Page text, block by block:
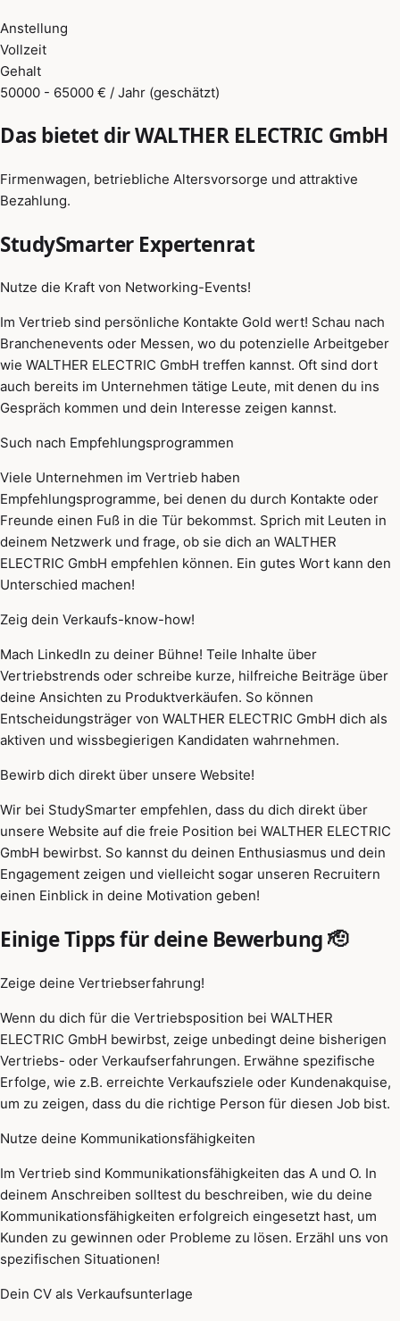
Anstellung
Vollzeit
Gehalt
50000 - 65000 € / Jahr (geschätzt)
Das bietet dir WALTHER ELECTRIC GmbH
Firmenwagen, betriebliche Altersvorsorge und attraktive
Bezahlung.
StudySmarter Expertenrat
Nutze die Kraft von Networking-Events!
Im Vertrieb sind persönliche Kontakte Gold wert! Schau nach
Branchenevents oder Messen, wo du potenzielle Arbeitgeber
wie WALTHER ELECTRIC GmbH treffen kannst. Oft sind dort
auch bereits im Unternehmen tätige Leute, mit denen du ins
Gespräch kommen und dein Interesse zeigen kannst.
Such nach Empfehlungsprogrammen
Viele Unternehmen im Vertrieb haben
Empfehlungsprogramme, bei denen du durch Kontakte oder
Freunde einen Fuß in die Tür bekommst. Sprich mit Leuten in
deinem Netzwerk und frage, ob sie dich an WALTHER
ELECTRIC GmbH empfehlen können. Ein gutes Wort kann den
Unterschied machen!
Zeig dein Verkaufs-know-how!
Mach LinkedIn zu deiner Bühne! Teile Inhalte über
Vertriebstrends oder schreibe kurze, hilfreiche Beiträge über
deine Ansichten zu Produktverkäufen. So können
Entscheidungsträger von WALTHER ELECTRIC GmbH dich als
aktiven und wissbegierigen Kandidaten wahrnehmen.
Bewirb dich direkt über unsere Website!
Wir bei StudySmarter empfehlen, dass du dich direkt über
unsere Website auf die freie Position bei WALTHER ELECTRIC
GmbH bewirbst. So kannst du deinen Enthusiasmus und dein
Engagement zeigen und vielleicht sogar unseren Recruitern
einen Einblick in deine Motivation geben!
Einige Tipps für deine Bewerbung 🫡
Zeige deine Vertriebserfahrung!
Wenn du dich für die Vertriebsposition bei WALTHER
ELECTRIC GmbH bewirbst, zeige unbedingt deine bisherigen
Vertriebs- oder Verkaufserfahrungen. Erwähne spezifische
Erfolge, wie z.B. erreichte Verkaufsziele oder Kundenakquise,
um zu zeigen, dass du die richtige Person für diesen Job bist.
Nutze deine Kommunikationsfähigkeiten
Im Vertrieb sind Kommunikationsfähigkeiten das A und O. In
deinem Anschreiben solltest du beschreiben, wie du deine
Kommunikationsfähigkeiten erfolgreich eingesetzt hast, um
Kunden zu gewinnen oder Probleme zu lösen. Erzähl uns von
spezifischen Situationen!
Dein CV als Verkaufsunterlage